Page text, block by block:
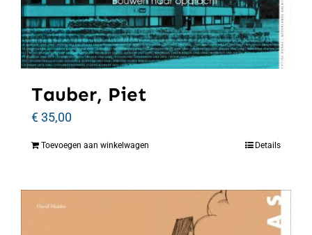
Tauber, Piet
€35,00
Toevoegen aan winkelwagen Details